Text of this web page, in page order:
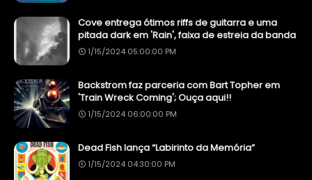
Cove entrega ótimos riffs de guitarra e uma
pitada dark em 'Rain', faixa de estreia da banda
1/15/2024 05:00:00 PM
Backstrom faz parceria com Bart Topher em
'Train Wreck Coming'; Ouça aqui!!
1/15/2024 06:00:00 PM
Dead Fish lança “Labirinto da Memória”
1/15/2024 04:30:00 PM